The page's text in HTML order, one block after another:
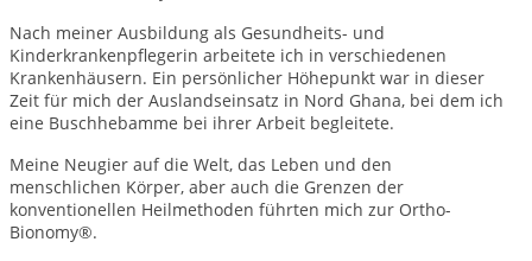
Nach meiner Ausbildung als Gesundheits- und
Kinderkrankenpflegerin arbeitete ich in verschiedenen
Krankenhäusern. Ein persönlicher Höhepunkt war in dieser
Zeit für mich der Auslandseinsatz in Nord Ghana, bei dem ich
eine Buschhebamme bei ihrer Arbeit begleitete.
Meine Neugier auf die Welt, das Leben und den
menschlichen Körper, aber auch die Grenzen der
konventionellen Heilmethoden führten mich zur Ortho-
Bionomy®.